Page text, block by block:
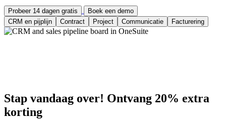
Probeer 14 dagen gratis
Boek een demo
CRM en pijplijn
Contract Project Communicatie Facturering
Stap vandaag over! Ontvang 20% extra
korting